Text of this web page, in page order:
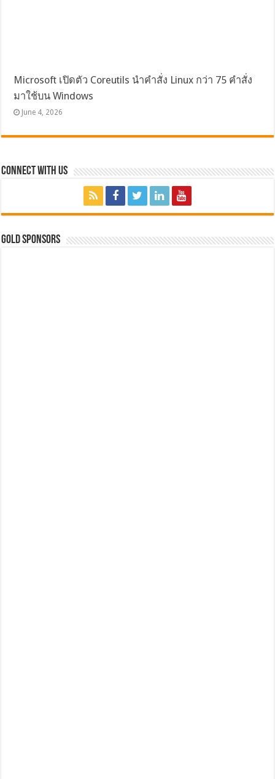
Microsoft เปิดตัว Coreutils นำคำสั่ง Linux กว่า 75 คำสั่ง
มาใช้บน Windows
June 4, 2026
Connect with Us
GOLD SPONSORS